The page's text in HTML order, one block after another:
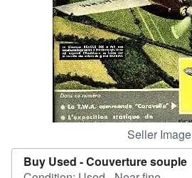
Seller Image
Buy Used -Couverture souple